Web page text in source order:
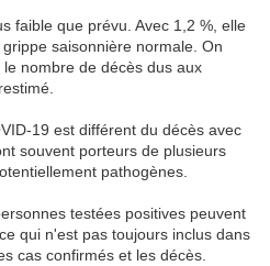
faible que prévu. Avec 1,2 %, elle
saisonnière normale. On
nombre de décès dus aux
19 est différent du décès avec
souvent porteurs de plusieurs
pathogènes.
testées positives peuvent
qui n'est pas toujours inclus dans
cas confirmés et les décès.